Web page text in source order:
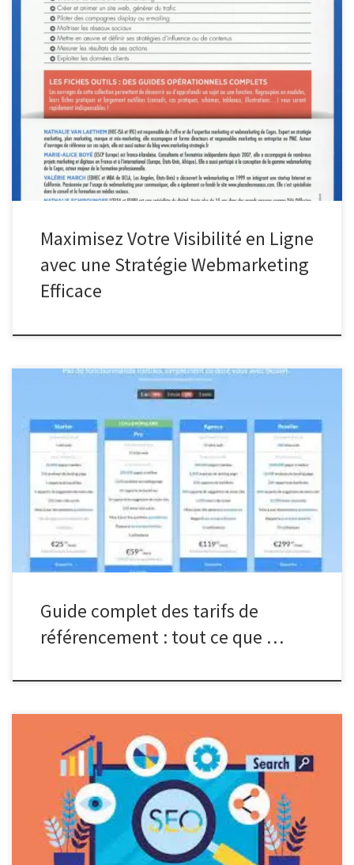
Stratégie Webmarketing : Maximisez Votre Présence en Ligne
Stratégie Webmarketing : Maximisez Votre Présence en Ligne Le
webmarketing est devenu un pilier essentiel pour toute entreprise
cherchant à prospérer dans l’économie numérique d’aujourd’hui.
En mettant en place une stratégie webmarketing efficace, vous
pouvez non seulement accroître votre visibilité en ligne, […]
Maximisez Votre Visibilité en Ligne
avec une Stratégie Webmarketing
Efficace
Tarif Référencement : Tout ce que vous devez savoir Tarif
Référencement : Tout ce que vous devez savoir Le référencement
est un élément crucial pour toute entreprise cherchant à se
démarquer en ligne. Mais combien cela coûte-t-il vraiment ? Les
tarifs de référencement varient en fonction de plusieurs facteurs,
tels […]
Guide complet des tarifs de
référencement : tout ce que …
L’importance de l’analyse SEO pour votre site web Le
référencement naturel, ou SEO (Search Engine Optimization), est
un élément crucial pour assurer la visibilité et le succès de votre
site web sur les moteurs de recherche tels que Google. Une
analyse SEO approfondie est essentielle pour identifier les points
forts […]